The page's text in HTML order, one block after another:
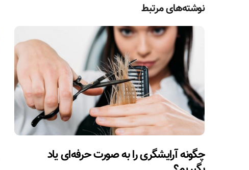
نوشته‌های مرتبط
چگونه آرایشگری را به صورت حرفه‌ای یاد